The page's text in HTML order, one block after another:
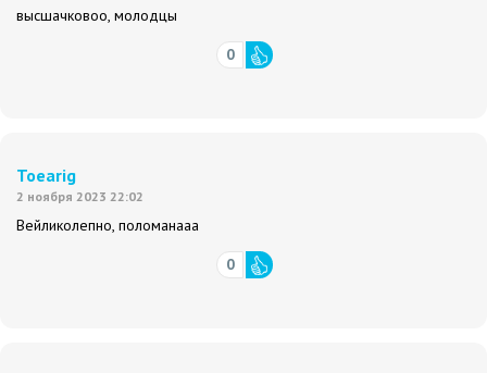
высшачковоо, молодцы
0
Toearig
2 ноября 2023 22:02
Вейликолепно, поломанааа
0